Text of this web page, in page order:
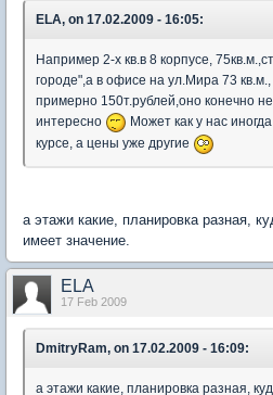
ELA, on 17.02.2009 - 16:05:
Например 2-х кв.в 8 корпусе,
городе",а в офисе на ул.Мира 73
примерно 150т.рублей,оно конечно
интересно
Может как у нас
курсе, а цены уже другие
а этажи какие, планировка разная,
имеет значение.
ELA
17 Feb 2009
DmitryRam, on 17.02.2009 - 16:09:
а этажи какие, планировка разная,